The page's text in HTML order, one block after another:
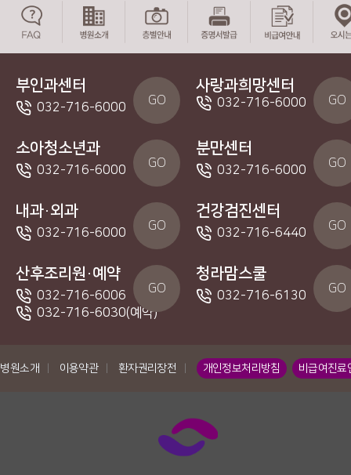
부인과센터
032-716-6000 GO
사랑과희망센터
032-716-6000 GO
소아청소년과
032-716-6000 GO
분만센터
032-716-6000 GO
내과·외과
032-716-6000 GO
건강검진센터
032-716-6440 GO
산후조리원·예약
032-716-6006
032-716-6030(예약)
GO
청라맘스쿨
032-716-6130 GO
병원소개 이용약관 환자권리장전 개인정보처리방침 비급여진료